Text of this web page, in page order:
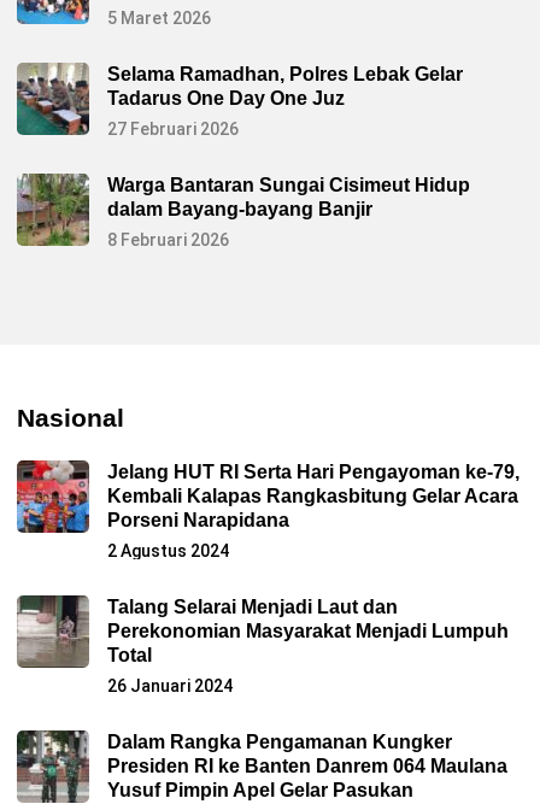
5 Maret 2026
Selama Ramadhan, Polres Lebak Gelar
Tadarus One Day One Juz
27 Februari 2026
Warga Bantaran Sungai Cisimeut Hidup
dalam Bayang-bayang Banjir
8 Februari 2026
Nasional
Jelang HUT RI Serta Hari Pengayoman ke-79,
Kembali Kalapas Rangkasbitung Gelar Acara
Porseni Narapidana
2 Agustus 2024
Talang Selarai Menjadi Laut dan
Perekonomian Masyarakat Menjadi Lumpuh
Total
26 Januari 2024
Dalam Rangka Pengamanan Kungker
Presiden RI ke Banten Danrem 064 Maulana
Yusuf Pimpin Apel Gelar Pasukan